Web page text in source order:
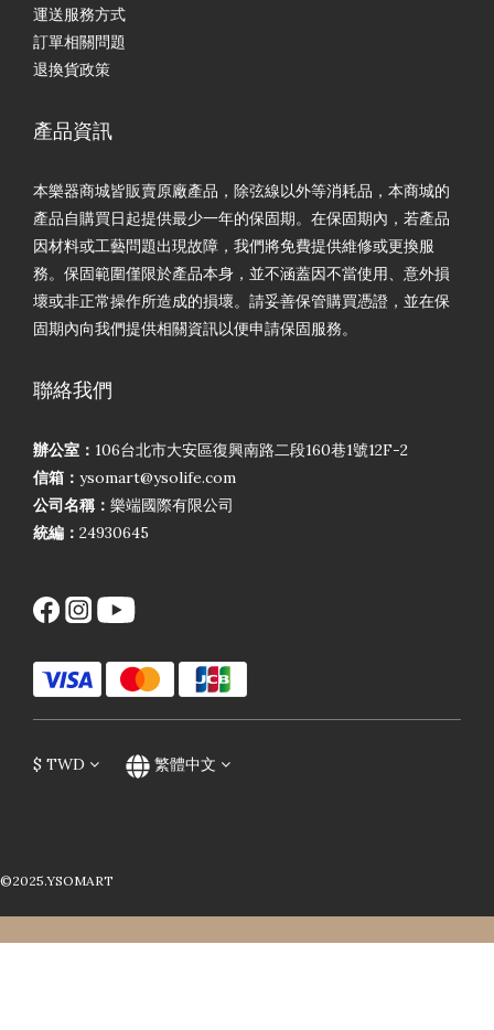
運送服務方式
訂單相關問題
退換貨政策
產品資訊
本樂器商城皆販賣原廠產品，除弦線以外等消耗品，本商城的
產品自購買日起提供最少一年的保固期。在保固期內，若產品
因材料或工藝問題出現故障，我們將免費提供維修或更換服
務。保固範圍僅限於產品本身，並不涵蓋因不當使用、意外損
壞或非正常操作所造成的損壞。請妥善保管購買憑證，並在保
固期內向我們提供相關資訊以便申請保固服務。
聯絡我們
辦公室： 106台北市大安區復興南路二段160巷1號12F-2
信箱： ysomart@ysolife.com
公司名稱： 樂端國際有限公司
統編： 24930645
$ TWD 繁體中文
©2025.YSOMART